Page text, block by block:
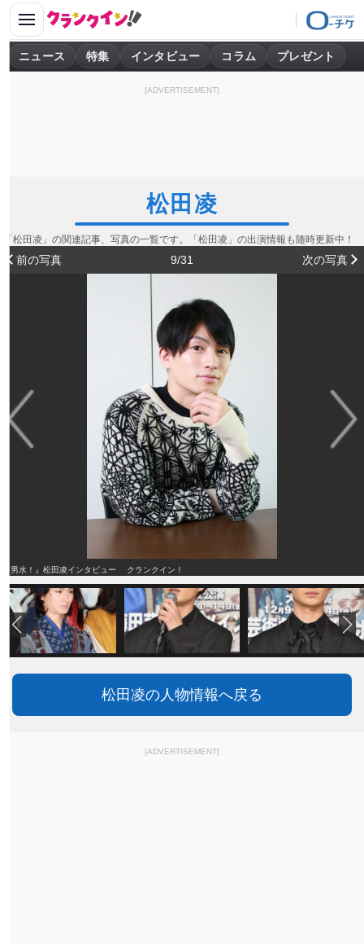
ニュース 特集 インタビュー コラム プレゼント
[ADVERTISEMENT]
松田凌
「松田凌」の関連記事、写真の一覧です。「松田凌」の出演情報も随時更新中！
前の写真 9/31 次の写真
『男水！』松田凌インタビュー クランクイン！
松田凌の人物情報へ戻る
[ADVERTISEMENT]